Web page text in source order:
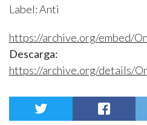
Label: Anti
https://archive.org/embed/
Descarga:
https://archive.org/details/